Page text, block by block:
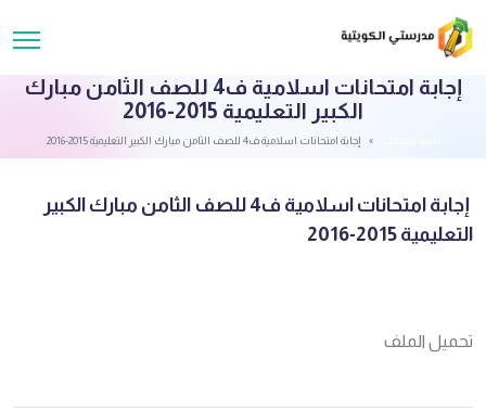
إجابة امتحانات اسلامية ف4 للصف الثامن مبارك
الكبير التعليمية 2015-2016
إجابة امتحانات اسلامية ف4 للصف الثامن مبارك الكبير التعليمية 2015-2016
إجابة امتحانات اسلامية ف4 للصف الثامن مبارك الكبير
التعليمية 2015-2016
تحميل الملف